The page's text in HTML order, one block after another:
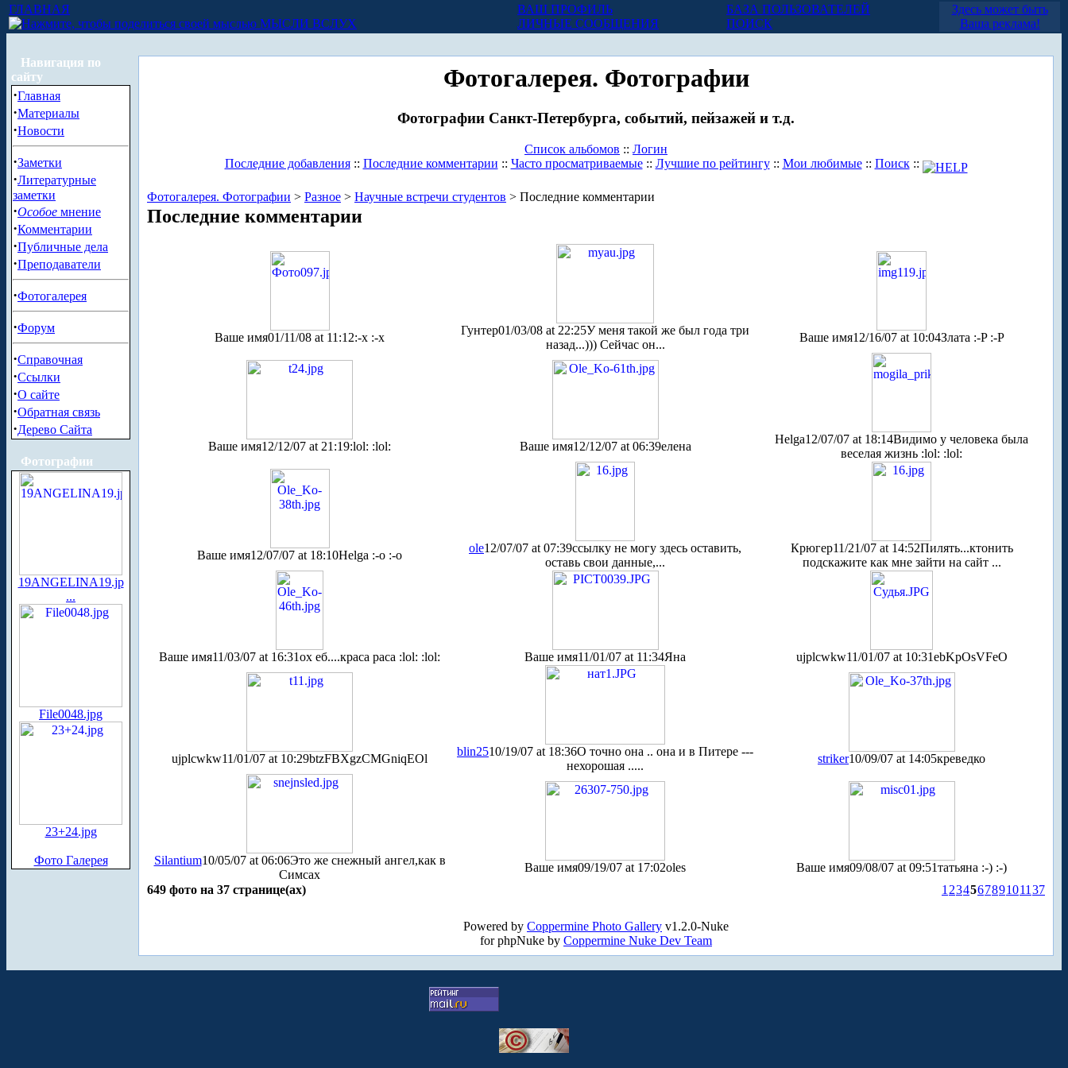
ГЛАВНАЯ
МЫСЛИ ВСЛУХ
ВАШ ПРОФИЛЬ
ЛИЧНЫЕ СООБЩЕНИЯ
БАЗА ПОЛЬЗОВАТЕЛЕЙ
ПОИСК
Здесь может быть
Ваша реклама!
Навигация по
сайту
·Главная
·Материалы
·Новости
·Заметки
·Литературные
заметки
·Особое мнение
·Комментарии
·Публичные дела
·Преподаватели
·Фотогалерея
·Форум
·Справочная
·Ссылки
·О сайте
·Обратная связь
·Дерево Сайта
Фотографии
19ANGELINA19.jp
...
File0048.jpg
23+24.jpg
Фото Галерея
Фотогалерея. Фотографии
Фотографии Санкт-Петербурга, событий, пейзажей и т.д.
Список альбомов :: Логин
Последние добавления:: Последние комментарии :: Часто просматриваемые:: Лучшие по рейтингу:: Мои любимые:: Поиск::
Фотогалерея. Фотографии > Разное > Научные встречи студентов > Последние комментарии
Последние комментарии
Ваше имя01/11/08 at 11:12:-x :-x
Гунтер01/03/08 at 22:25У меня такой же был года три
назад...))) Сейчас он...
Ваше имя12/16/07 at 10:04Злата :-P :-P
Ваше имя12/12/07 at 21:19:lol: :lol: Ваше имя12/12/07 at 06:39елена
Helga12/07/07 at 18:14Видимо у человека была
веселая жизнь :lol: :lol:
Ваше имя12/07/07 at 18:10Helga :-o :-o
ole12/07/07 at 07:39ссылку не могу здесь оставить,
оставь свои данные,...
Крюгер11/21/07 at 14:52Пилять...ктонить
подскажите как мне зайти на сайт ...
Ваше имя11/03/07 at 16:31ох еб....краса раса :lol: :lol: Ваше имя11/01/07 at 11:34Яна ujplcwkw11/01/07 at 10:31ebKpOsVFeO
ujplcwkw11/01/07 at 10:29btzFBXgzCMGniqEOl
blin2510/19/07 at 18:36О точно она .. она и в Питере ---
нехорошая .....
striker10/09/07 at 14:05креведко
Silantium10/05/07 at 06:06Это же снежный ангел,как в
Симсах
Ваше имя09/19/07 at 17:02oles Ваше имя09/08/07 at 09:51татьяна :-) :-)
649 фото на 37 странице(ах)
1 234567891011 37
Powered by Coppermine Photo Gallery v1.2.0-Nuke
for phpNuke by Coppermine Nuke Dev Team